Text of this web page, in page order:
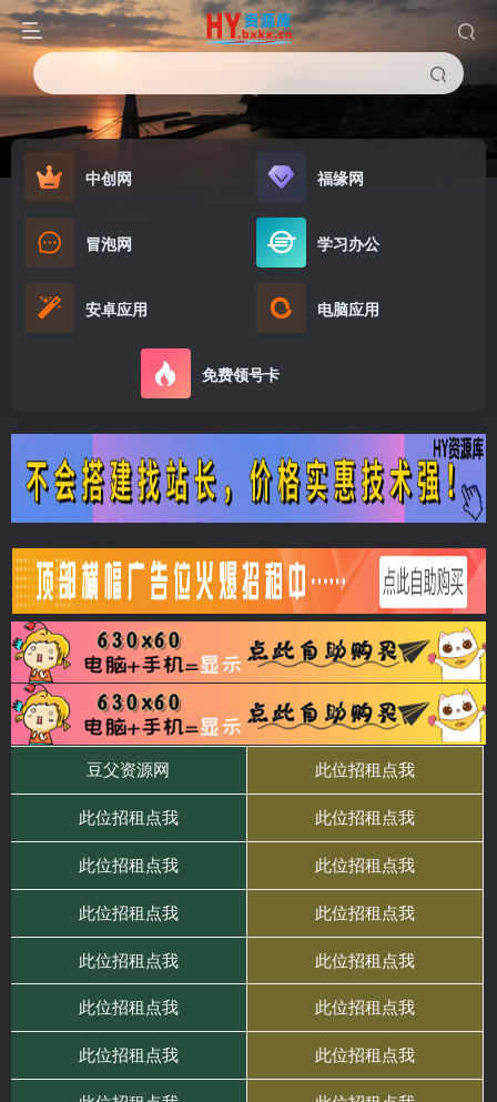
中创网 福缘网
冒泡网 学习办公
安卓应用 电脑应用
免费领号卡